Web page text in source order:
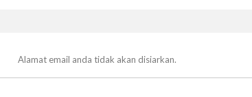
Alamat email anda tidak akan disiarkan.